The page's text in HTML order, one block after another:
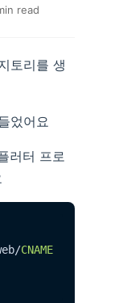
read
토리를 생
었어요
러터 프로
CNAME